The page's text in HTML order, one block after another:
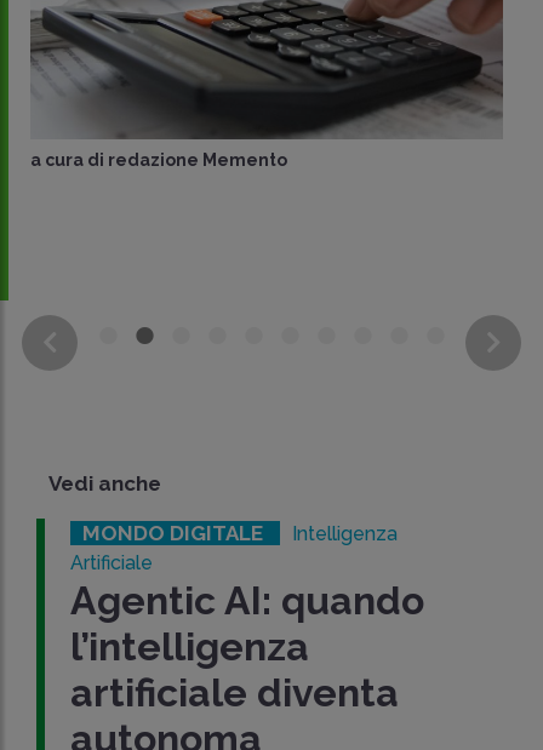
a cura di redazione Memento
Vedi anche
MONDO DIGITALE
Intelligenza
Artificiale
Agentic AI: quando
l’intelligenza
artificiale diventa
autonoma